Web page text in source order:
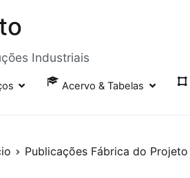
Industriais
Acervo & Tabelas
Publicações Fábrica do Projeto